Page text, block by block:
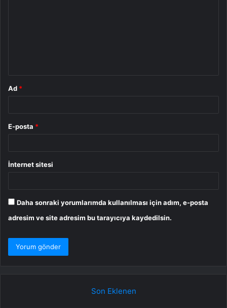
Ad *
E-posta *
İnternet sitesi
Daha sonraki yorumlarımda kullanılması için adım, e-posta
adresim ve site adresim bu tarayıcıya kaydedilsin.
Son Eklenen